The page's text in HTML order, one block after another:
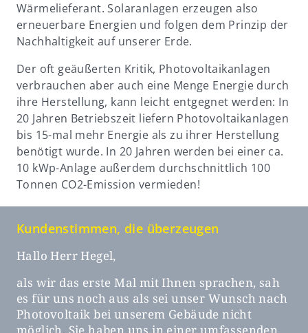
Wärmelieferant. Solaranlagen erzeugen also
erneuerbare Energien und folgen dem Prinzip der
Nachhaltigkeit auf unserer Erde.
Der oft geäußerten Kritik, Photovoltaikanlagen
verbrauchen aber auch eine Menge Energie durch
ihre Herstellung, kann leicht entgegnet werden: In
20 Jahren Betriebszeit liefern Photovoltaikanlagen
bis 15-mal mehr Energie als zu ihrer Herstellung
benötigt wurde. In 20 Jahren werden bei einer ca.
10 kWp-Anlage außerdem durchschnittlich 100
Tonnen CO2-Emission vermieden!
Kundenstimmen, die überzeugen
Hallo Herr Hegel,
als wir das erste Mal mit Ihnen sprachen, sah
es für uns noch aus als sei unser Wunsch nach
Photovoltaik bei unserem Gebäude nicht